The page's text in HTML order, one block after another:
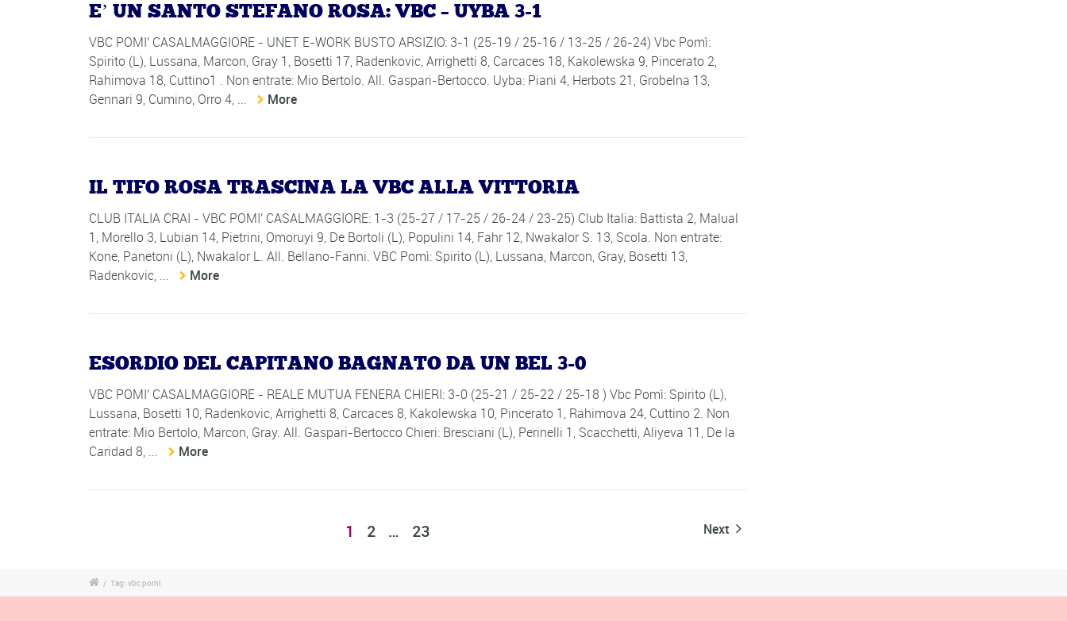
E’ UN SANTO STEFANO ROSA: VBC – UYBA 3-1
VBC POMI' CASALMAGGIORE - UNET E-WORK BUSTO ARSIZIO: 3-1 (25-19 / 25-16 / 13-25 / 26-24) Vbc Pomì:
Spirito (L), Lussana, Marcon, Gray 1, Bosetti 17, Radenkovic, Arrighetti 8, Carcaces 18, Kakolewska 9, Pincerato 2,
Rahimova 18, Cuttino1 . Non entrate: Mio Bertolo. All. Gaspari-Bertocco. Uyba: Piani 4, Herbots 21, Grobelna 13,
Gennari 9, Cumino, Orro 4, ...
More
IL TIFO ROSA TRASCINA LA VBC ALLA VITTORIA
CLUB ITALIA CRAI - VBC POMI' CASALMAGGIORE: 1-3 (25-27 / 17-25 / 26-24 / 23-25) Club Italia: Battista 2, Malual
1, Morello 3, Lubian 14, Pietrini, Omoruyi 9, De Bortoli (L), Populini 14, Fahr 12, Nwakalor S. 13, Scola. Non entrate:
Kone, Panetoni (L), Nwakalor L. All. Bellano-Fanni. VBC Pomì: Spirito (L), Lussana, Marcon, Gray, Bosetti 13,
Radenkovic, ...
More
ESORDIO DEL CAPITANO BAGNATO DA UN BEL 3-0
VBC POMI' CASALMAGGIORE - REALE MUTUA FENERA CHIERI: 3-0 (25-21 / 25-22 / 25-18 ) Vbc Pomì: Spirito (L),
Lussana, Bosetti 10, Radenkovic, Arrighetti 8, Carcaces 8, Kakolewska 10, Pincerato 1, Rahimova 24, Cuttino 2. Non
entrate: Mio Bertolo, Marcon, Gray. All. Gaspari-Bertocco Chieri: Bresciani (L), Perinelli 1, Scacchetti, Aliyeva 11, De la
Caridad 8, ...
More
1 2 … 23 Next
/ Tag: vbc pomì